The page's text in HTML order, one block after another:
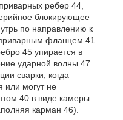
ребер 44,
блокирующее
по направлению к
фланцем 41
45 упирается в
ударной волны 47
сварки, когда
или могут не
40 в виде камеры
карман 46).